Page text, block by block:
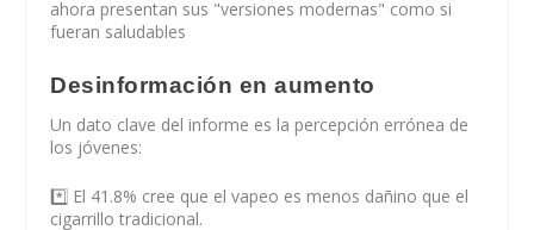
ahora presentan sus "versiones modernas" como si
fueran saludables
Desinformación en aumento
Un dato clave del informe es la percepción errónea de
los jóvenes:
*️⃣ El 41.8% cree que el vapeo es menos dañino que el
cigarrillo tradicional.